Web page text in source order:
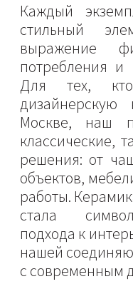
Каждый
стильный
выражение
потребления и
Для тех,
Москве, наш
классические,
решения: от
объектов,
работы.
стала
подхода к
нашей
с современным